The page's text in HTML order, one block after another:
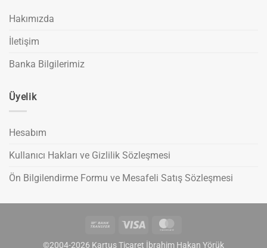
Hakımızda
İletişim
Banka Bilgilerimiz
Üyelik
Hesabım
Kullanıcı Hakları ve Gizlilik Sözleşmesi
Ön Bilgilendirme Formu ve Mesafeli Satış Sözleşmesi
Bank
Visa
©2004-2026 Kartuş Ticaret İbrahim Hakan Yörük